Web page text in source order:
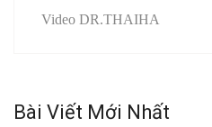
Video DR.THAIHA
Bài Viết Mới Nhất